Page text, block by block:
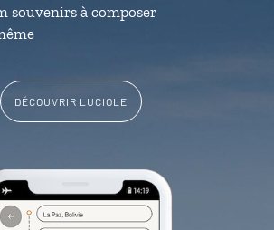
souvenirs à composer
DÉCOUVRIR LUCIOLE